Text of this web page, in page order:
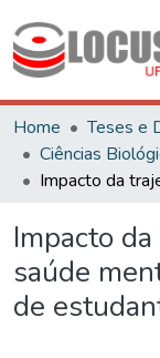
Home
Teses e
Impacto
saúde
de